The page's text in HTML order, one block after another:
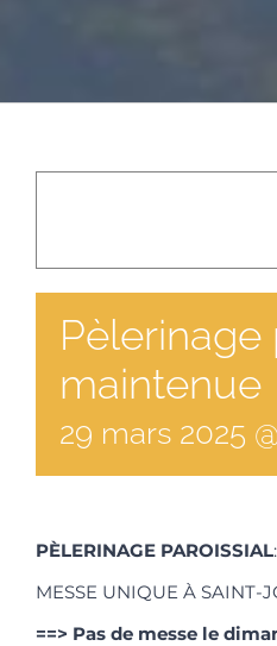
Pèlerinage
maintenue
29 mars 2025
PÈLERINAGE PAROISSIAL:
MESSE UNIQUE À SAINT-
==> Pas de messe le